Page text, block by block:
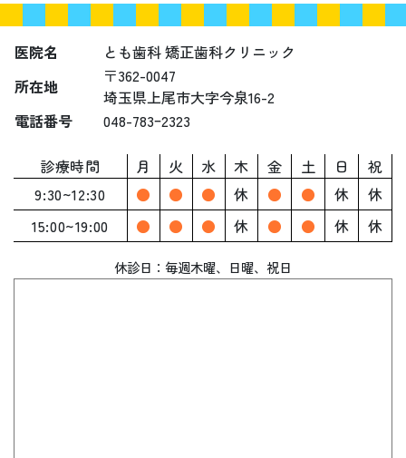
イ
ブ
医院名
とも歯科 矯正歯科クリニック
所在地
〒362-0047
埼玉県上尾市大字今泉16-2
電話番号
048-783ｰ2323
診療時間 月 火 水 木 金 土 日
祝
9:30~12:30
● ● ● 休 ● ● 休
休
15:00~19:00
● ● ● 休 ● ● 休 休
休診日：毎週木曜、 日曜、祝日